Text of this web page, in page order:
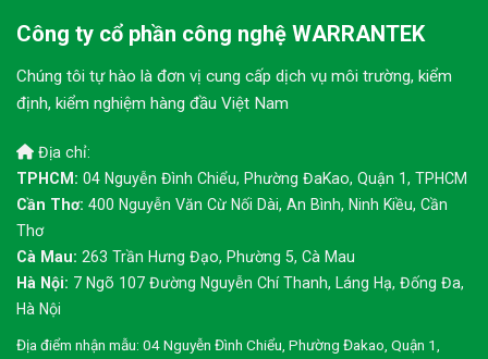
Công ty cổ phần công nghệ WARRANTEK
Chúng tôi tự hào là đơn vị cung cấp dịch vụ môi trường, kiểm
định, kiểm nghiệm hàng đầu Việt Nam
Địa chỉ:
TPHCM: 04 Nguyễn Đình Chiểu, Phường ĐaKao, Quận 1, TPHCM
Cần Thơ: 400 Nguyễn Văn Cừ Nối Dài, An Bình, Ninh Kiều, Cần
Thơ
Cà Mau: 263 Trần Hưng Đạo, Phường 5, Cà Mau
Hà Nội: 7 Ngõ 107 Đường Nguyễn Chí Thanh, Láng Hạ, Đống Đa,
Hà Nội
Địa điểm nhận mẫu: 04 Nguyễn Đình Chiểu, Phường Đakao, Quận 1,